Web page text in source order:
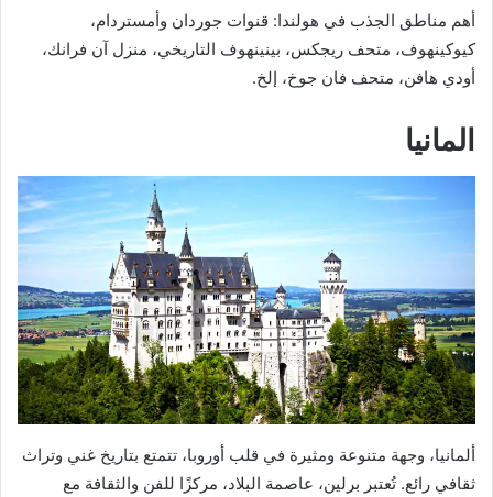
أهم مناطق الجذب في هولندا: قنوات جوردان وأمستردام،
كيوكينهوف، متحف ريجكس، بينينهوف التاريخي، منزل آن فرانك،
أودي هافن، متحف فان جوخ، إلخ.
المانيا
ألمانيا، وجهة متنوعة ومثيرة في قلب أوروبا، تتمتع بتاريخ غني وتراث
ثقافي رائع. تُعتبر برلين، عاصمة البلاد، مركزًا للفن والثقافة مع